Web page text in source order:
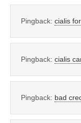
Pingback: cialis
Pingback: cialis
Pingback: bad